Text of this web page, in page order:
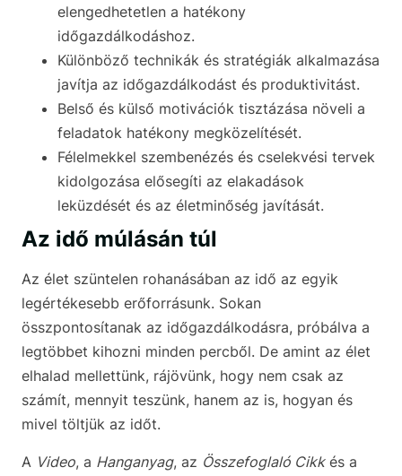
elengedhetetlen a hatékony
időgazdálkodáshoz.
Különböző technikák és stratégiák alkalmazása
javítja az időgazdálkodást és produktivitást.
Belső és külső motivációk tisztázása növeli a
feladatok hatékony megközelítését.
Félelmekkel szembenézés és cselekvési tervek
kidolgozása elősegíti az elakadások
leküzdését és az életminőség javítását.
Az idő múlásán túl
Az élet szüntelen rohanásában az idő az egyik
legértékesebb erőforrásunk. Sokan
összpontosítanak az időgazdálkodásra, próbálva a
legtöbbet kihozni minden percből. De amint az élet
elhalad mellettünk, rájövünk, hogy nem csak az
számít, mennyit teszünk, hanem az is, hogyan és
mivel töltjük az időt.
A Video, a Hanganyag, az Összefoglaló Cikkés a